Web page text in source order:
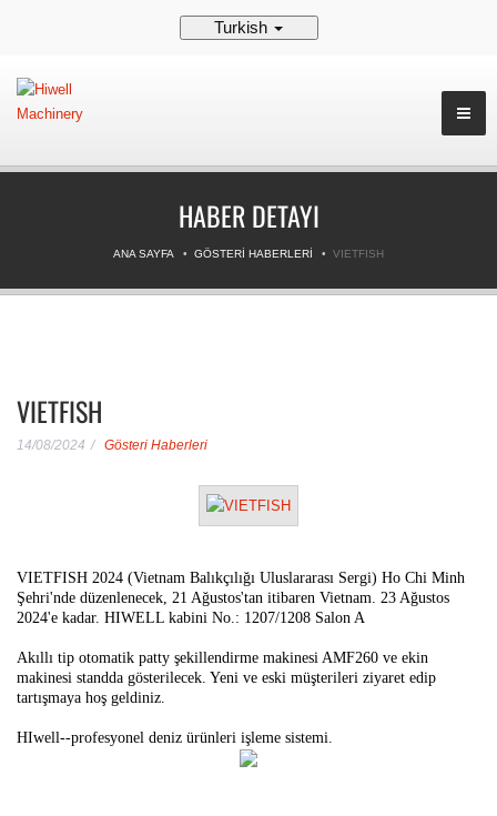
Turkish
HABER DETAYI
ANA SAYFA GÖSTERI HABERLERI VIETFISH
VIETFISH
14/08/2024 Gösteri Haberleri